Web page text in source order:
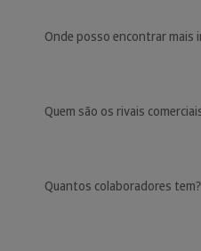
Onde posso encontrar mais
Quem são os rivais
Quantos colaboradores tem?